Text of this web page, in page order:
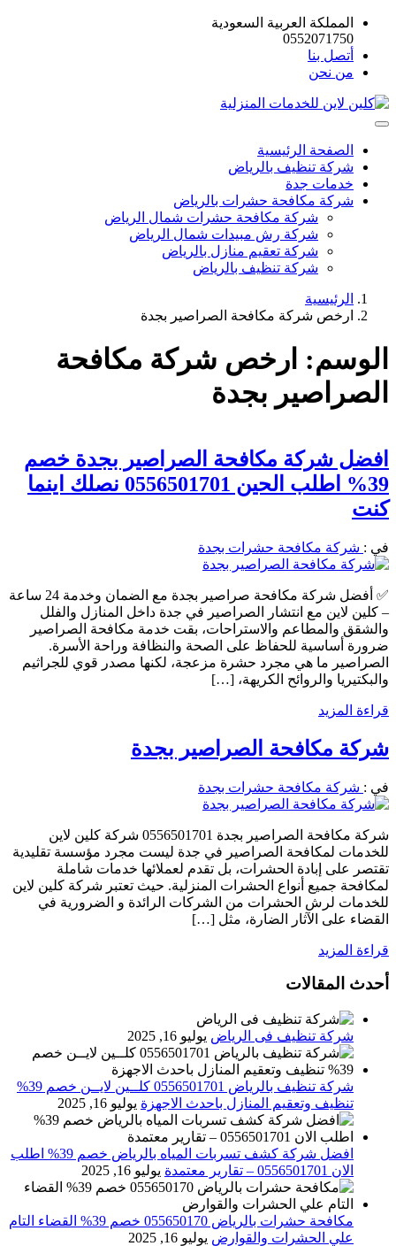
المملكة العربية السعودية
0552071750
أتصل بنا
من نحن
الصفحة الرئيسية
شركة تنظيف بالرياض
خدمات جدة
شركة مكافحة حشرات بالرياض
شركة مكافحة حشرات شمال الرياض
شركة رش مبيدات شمال الرياض
شركة تعقيم منازل بالرياض
شركة تنظيف بالرياض
الرئيسية
ارخص شركة مكافحة الصراصير بجدة
الوسم: ارخص شركة مكافحة
الصراصير بجدة
افضل شركة مكافحة الصراصير بجدة خصم
39% اطلب الحين 0556501701 نصلك اينما
كنت
في : شركة مكافحة حشرات بجدة
✅ أفضل شركة مكافحة صراصير بجدة مع الضمان وخدمة 24 ساعة
– كلين لاين مع انتشار الصراصير في جدة داخل المنازل والفلل
والشقق والمطاعم والاستراحات، بقت خدمة مكافحة الصراصير
ضرورة أساسية للحفاظ على الصحة والنظافة وراحة الأسرة.
الصراصير ما هي مجرد حشرة مزعجة، لكنها مصدر قوي للجراثيم
والبكتيريا والروائح الكريهة، […]
قراءة المزيد
شركة مكافحة الصراصير بجدة
في : شركة مكافحة حشرات بجدة
شركة مكافحة الصراصير بجدة 0556501701 شركة كلين لاين
للخدمات لمكافحة الصراصير في جدة ليست مجرد مؤسسة تقليدية
تقتصر على إبادة الحشرات، بل تقدم لعملائها خدمات شاملة
لمكافحة جميع أنواع الحشرات المنزلية. حيث تعتبر شركة كلين لاين
للخدمات لرش الحشرات من الشركات الرائدة و الضرورية في
القضاء على الآثار الضارة، مثل […]
قراءة المزيد
أحدث المقالات
شركة تنظيف فى الرياض يوليو 16, 2025
شركة تنظيف بالرياض 0556501701 كلــين لايــن خصم 39%
تنظيف وتعقيم المنازل باحدث الاجهزة يوليو 16, 2025
افضل شركة كشف تسربات المياه بالرياض خصم 39% اطلب
الان 0556501701‬‏ – تقارير معتمدة
يوليو 16, 2025
مكافحة حشرات بالرياض 055650170 خصم 39% القضاء التام
علي الحشرات والقوارض يوليو 16, 2025